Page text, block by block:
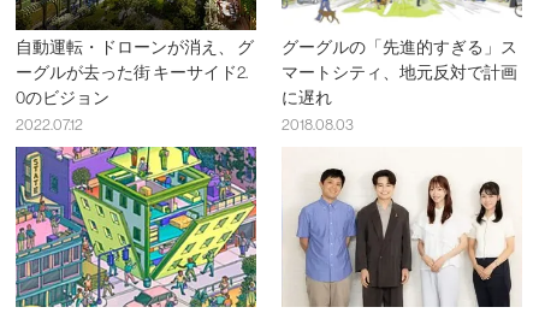
自動運転・ドローンが消え、 グ
ーグルが去った街 キーサイド2.
0のビジョン
2022.07.12
グーグルの「先進的すぎる」ス
マートシティ、地元反対で計画
に遅れ
2018.08.03